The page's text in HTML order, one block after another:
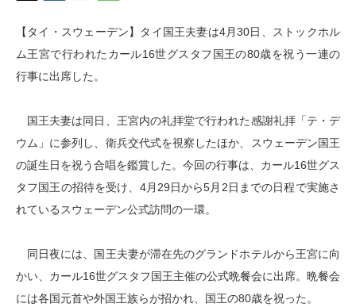
【タイ・スウェーデン】タイ国王夫妻は4月30日、ストックホル
ム王宮で行われたカール16世グスタフ国王の80歳を祝う一連の
行事に出席した。
国王夫妻は同日、王宮内の礼拝堂で行われた感謝礼拝「テ・デ
ウム」に参列し、衛兵交代式を視察したほか、スウェーデン国王
の誕生日を祝う合唱を鑑賞した。今回の行事は、カール16世グス
タフ国王の招待を受け、4月29日から5月2日までの日程で実施さ
れているスウェーデン公式訪問の一環。
同日夜には、国王夫妻が滞在先のグランドホテルから王宮に向
かい、カール16世グスタフ国王主催の公式晩餐会に出席。晩餐会
には各国元首や外国王族らが招かれ、国王の80歳を祝った。